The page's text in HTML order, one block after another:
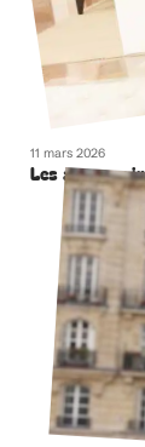
11 mars 2026
Les agences